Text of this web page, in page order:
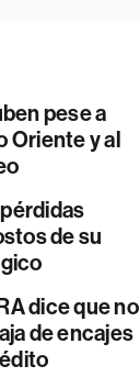
pese a
Oriente y al
de su
dice que no
de encajes